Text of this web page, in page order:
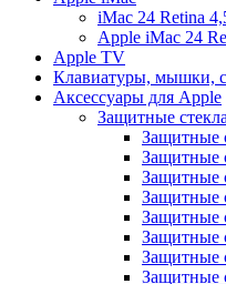
iMac 24 Retina
Apple iMac 24
Apple TV
Клавиатуры, мышки,
Аксессуары для Apple
Защитные
Защитные
Защитные
Защитные
Защитные
Защитные
Защитные
Защитные
Защитные